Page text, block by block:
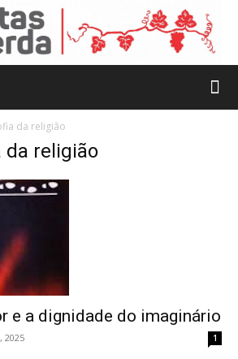
da religião
da religião
e a dignidade do imaginário
2025 1